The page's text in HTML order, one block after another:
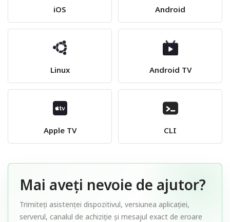
iOS Android
Linux Android TV
Apple TV CLI
Mai aveți nevoie de ajutor?
Trimiteți asistenței dispozitivul, versiunea aplicației,
serverul, canalul de achiziție și mesajul exact de eroare